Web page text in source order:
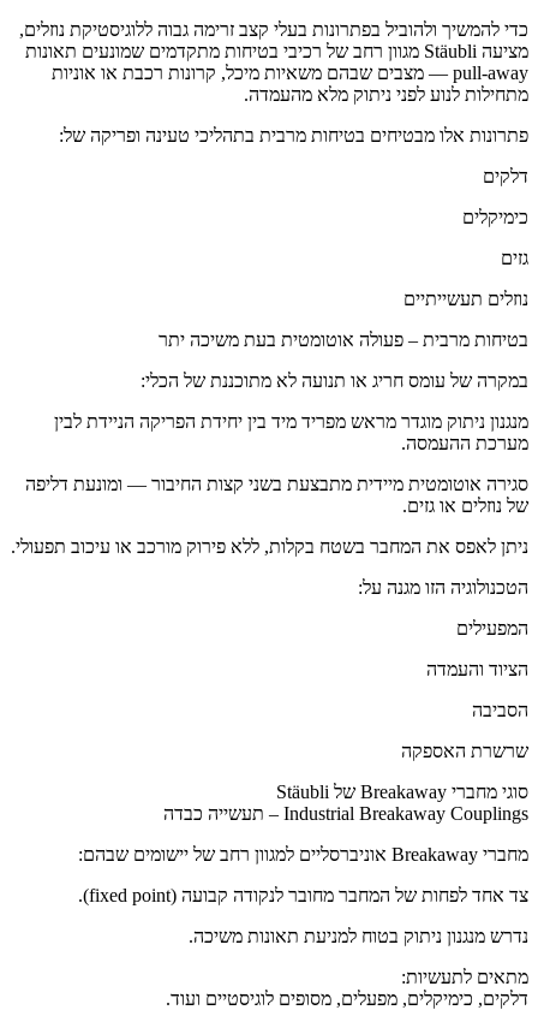
כדי להמשיך ולהוביל בפתרונות בעלי קצב זרימה גבוה ללוגיסטיקת נוזלים,
מציעה Stäubli מגוון רחב של רכיבי בטיחות מתקדמים שמונעים תאונות
pull-away — מצבים שבהם משאיות מיכל, קרונות רכבת או אוניות
מתחילות לנוע לפני ניתוק מלא מהעמדה.
פתרונות אלו מבטיחים בטיחות מרבית בתהליכי טעינה ופריקה של:
דלקים
כימיקלים
גזים
נוזלים תעשייתיים
בטיחות מרבית – פעולה אוטומטית בעת משיכה יתר
במקרה של עומס חריג או תנועה לא מתוכננת של הכלי:
מנגנון ניתוק מוגדר מראש מפריד מיד בין יחידת הפריקה הניידת לבין
מערכת ההעמסה.
סגירה אוטומטית מיידית מתבצעת בשני קצות החיבור — ומונעת דליפה
של נוזלים או גזים.
ניתן לאפס את המחבר בשטח בקלות, ללא פירוק מורכב או עיכוב תפעולי.
הטכנולוגיה הזו מגנה על:
המפעילים
הציוד והעמדה
הסביבה
שרשרת האספקה
סוגי מחברי Breakaway של Stäubli
Industrial Breakaway Couplings – תעשייה כבדה
מחברי Breakaway אוניברסליים למגוון רחב של יישומים שבהם:
צד אחד לפחות של המחבר מחובר לנקודה קבועה (fixed point).
נדרש מנגנון ניתוק בטוח למניעת תאונות משיכה.
מתאים לתעשיות:
דלקים, כימיקלים, מפעלים, מסופים לוגיסטיים ועוד.